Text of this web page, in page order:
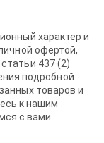
характер и
офертой,
437 (2)
подробной
товаров и
к нашим
с вами.